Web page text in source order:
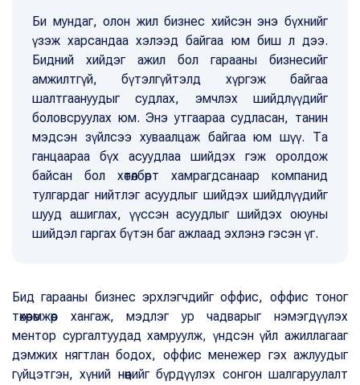
Би мундаг, олон жил бизнес хийсэн энэ бүхнийг
үзэж харсандаа хэлээд байгаа юм биш л дээ.
Бидний хийдэг ажил бол гарааны бизнесийг
амжилтгүй, бүтэлгүйтэлд хүргэж байгаа
шалтгаануудыг судлах, эмчлэх шийдлүүдийг
боловсруулах юм. Энэ утгаараа судласан, танин
мэдсэн зүйлсээ хуваалцаж байгаа юм шүү. Та
ганцаараа бүх асуудлаа шийдэх гэж оролдож
байсан бол хөтөлбөрт хамрагдсанаар компанид
тулгардаг нийтлэг асуудлыг шийдэх шийдлүүдийг
шууд ашиглах, үүссэн асуудлыг шийдэх оюуны
шийдэл гаргах бүтэн баг ажлаад эхлэнэ гэсэн үг.
Бид гарааны бизнес эрхлэгчдийг оффис, оффис тоног
төхөөрөмжөөр хангаж, мэдлэг ур чадварыг нэмэгдүүлэх
ментор сургалтуудад хамруулж, үндсэн үйл ажиллагааг
дэмжих нягтлан бодох, оффис менежер гэх ажлуудыг
гүйцэтгэн, хүний нөөцийг бүрдүүлэх сонгон шалгаруулалт